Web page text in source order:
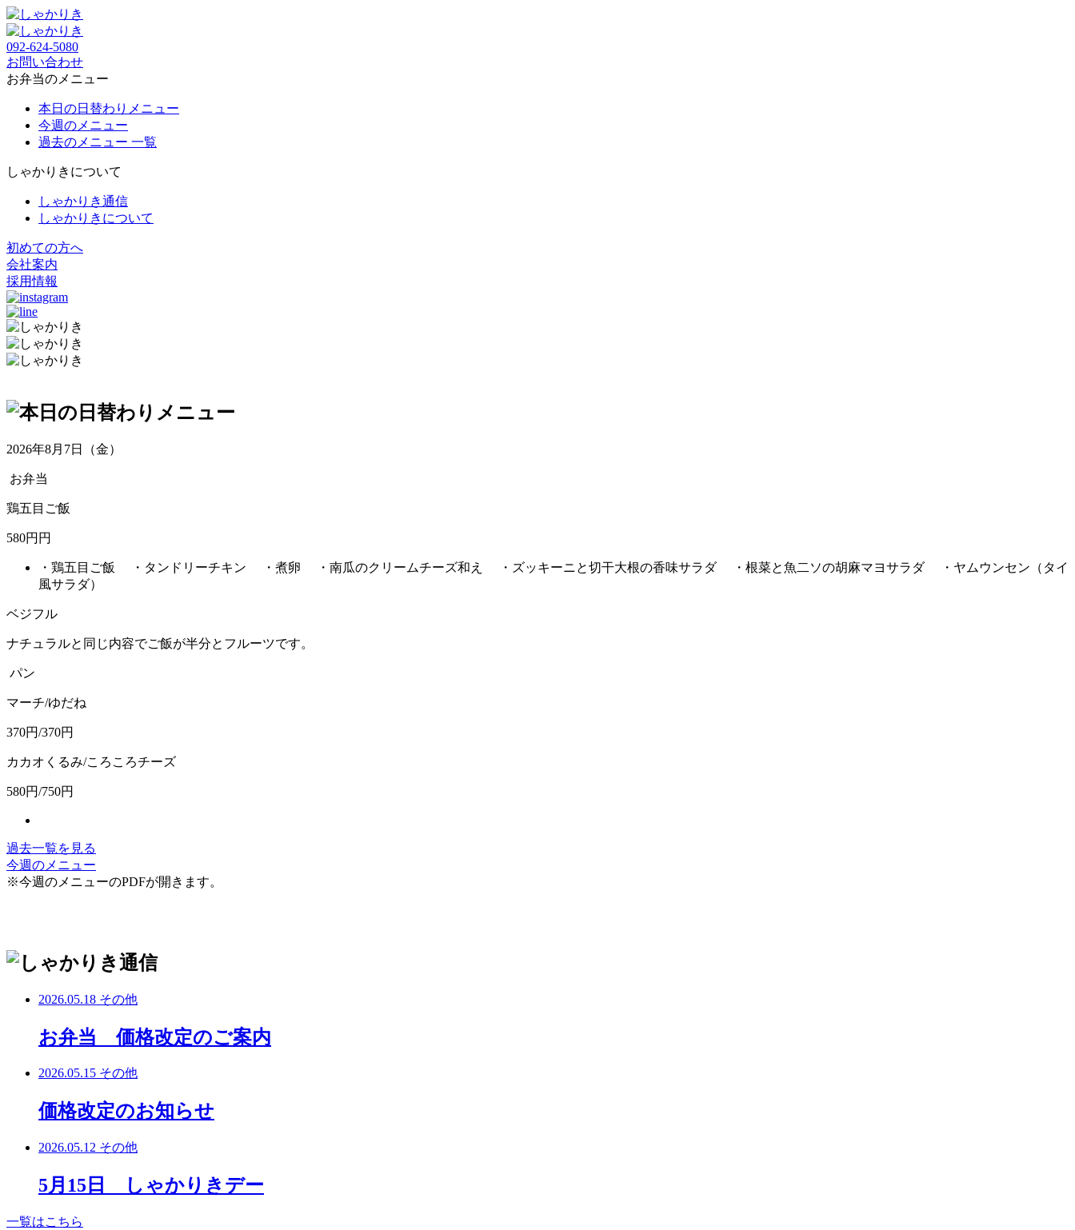
092-624-5080
お問い合わせ
お弁当のメニュー
本日の日替わりメニュー
今週のメニュー
過去のメニュー 一覧
しゃかりきについて
しゃかりき通信
しゃかりきについて
初めての方へ
会社案内
採用情報
2026年8月7日（金）
お弁当
鶏五目ご飯
580円円
・鶏五目ご飯 ・タンドリーチキン ・煮卵 ・南瓜のクリームチーズ和え ・ズッキーニと切干大根の香味サラダ ・根菜と魚二ソの胡麻マヨサラダ ・ヤムウンセン（タイ
風サラダ）
ベジフル
ナチュラルと同じ内容でご飯が半分とフルーツです。
パン
マーチ/ゆだね
370円/370円
カカオくるみ/ころころチーズ
580円/750円
過去一覧を見る
今週のメニュー
※今週のメニューのPDFが開きます。
2026.05.18 その他
お弁当 価格改定のご案内
2026.05.15 その他
価格改定のお知らせ
2026.05.12 その他
5月15日 しゃかりきデー
一覧はこちら